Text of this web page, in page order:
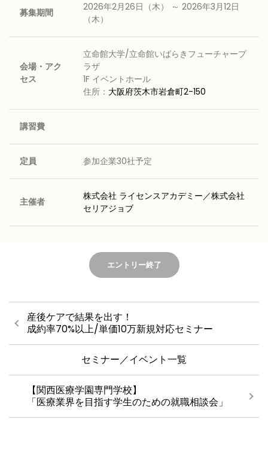
募集期間
2026年2月26日（木） ～ 2026年3月12日
（木）
会場・アク
セス
立命館大学/立命館いばらきフューチャープ
ラザ
1F イベントホール
住所： 大阪府茨木市岩倉町2-150
講習費
定員 参加企業30社予定
主催者
株式会社 ライセンスアカデミー／株式会社
セリアジョブ
エントリー終了
産後ケアで結果を出す！
成約率70%以上/単価10万新規対応セミナー
セミナー／イベント一覧
【関西医療学園専門学校】
「医療業界を目指す学生のための就職相談会」